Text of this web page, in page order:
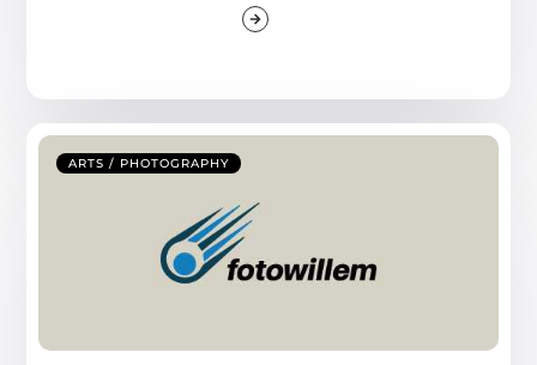
ARTS / PHOTOGRAPHY